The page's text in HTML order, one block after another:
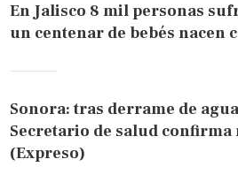
En Jalisco 8 mil personas
un centenar de bebés nacen
Sonora: tras derrame de
Secretario de salud
(Expreso)